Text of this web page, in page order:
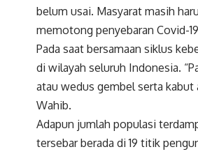
belum usai. Masyarat masih
memotong penyebaran Covid-
Pada saat bersamaan siklus
di wilayah seluruh Indonesia.
atau wedus gembel serta kabut
Wahib.
Adapun jumlah populasi
tersebar berada di 19 titik